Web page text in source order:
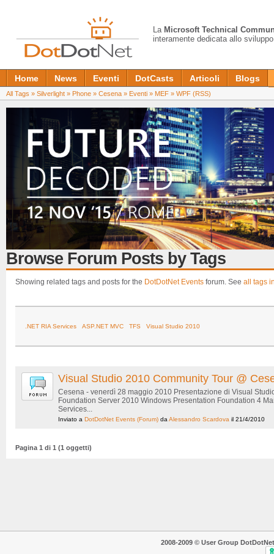
La Microsoft Technical
interamente dedicata allo
Home News Eventi DotCasts Articoli Blogs
All Tags » Silverlight » Phone » Cesena » Eventi » MEF » WPF (RSS)
Browse Forum Posts by Tags
Showing related tags and posts for the DotDotNet Events forum. See all tags
.NET RIA Services ASP.NET MVC TFS Visual Studio 2010
Visual Studio 2010 Community Tour @
Cesena - venerdì 28 maggio 2010 Presentazione di Visual
Foundation Server 2010 Windows Presentation Foundation 4
Services...
Inviato a DotDotNet Events (Forum) daAlessandro Scardova il 21/4/2010
Pagina 1 di 1 (1 oggetti)
2008-2009 © User Group